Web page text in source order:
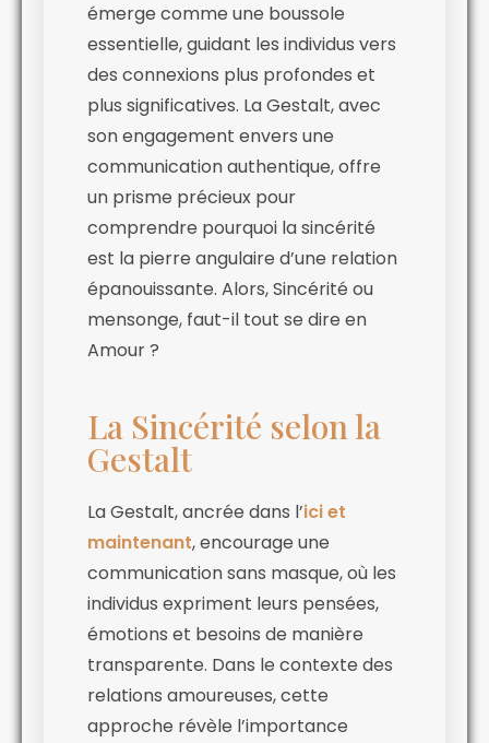
émerge comme une boussole
essentielle, guidant les individus vers
des connexions plus profondes et
plus significatives. La Gestalt, avec
son engagement envers une
communication authentique, offre
un prisme précieux pour
comprendre pourquoi la sincérité
est la pierre angulaire d’une relation
épanouissante. Alors, Sincérité ou
mensonge, faut-il tout se dire en
Amour ?
La Sincérité selon la
Gestalt
La Gestalt, ancrée dans l’ici et
maintenant, encourage une
communication sans masque, où les
individus expriment leurs pensées,
émotions et besoins de manière
transparente. Dans le contexte des
relations amoureuses, cette
approche révèle l’importance